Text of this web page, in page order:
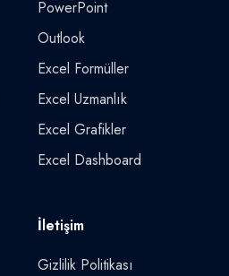
PowerPoint
Outlook
Excel Formüller
Excel Uzmanlık
Excel Grafikler
Excel Dashboard
İletişim
Gizlilik Politikası